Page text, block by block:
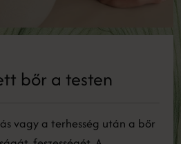
bőr a testen
vagy a terhesség után a bőr